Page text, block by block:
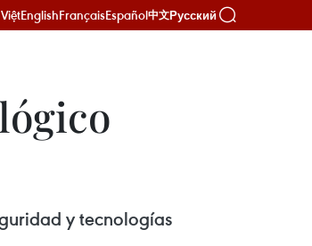
EnglishFrançaisEspañol中文Русский
y tecnologías